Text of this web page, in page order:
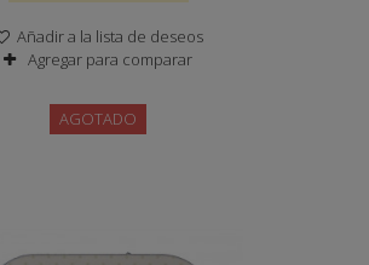
Añadir a la lista de deseos
Agregar para comparar
AGOTADO